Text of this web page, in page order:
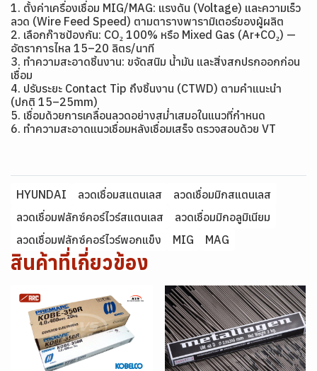
1. ตั้งค่าเครื่องเชื่อม MIG/MAG: แรงดัน (Voltage) และความเร็ว
ลวด (Wire Feed Speed) ตามตารางพารามิเตอร์ของผู้ผลิต
2. เลือกก๊าซป้องกัน: CO₂ 100% หรือ Mixed Gas (Ar+CO₂) —
อัตราการไหล 15–20 ลิตร/นาที
3. ทำความสะอาดชิ้นงาน: ขจัดสนิม น้ำมัน และสิ่งสกปรกออกก่อน
เชื่อม
4. ปรับระยะ Contact Tip ถึงชิ้นงาน (CTWD) ตามคำแนะนำ
(ปกติ 15–25mm)
5. เชื่อมด้วยการเคลื่อนลวดอย่างสม่ำเสมอในแนวที่กำหนด
6. ทำความสะอาดแนวเชื่อมหลังเชื่อมเสร็จ ตรวจสอบด้วย VT
HYUNDAI ลวดเชื่อมสแตนเลส
ลวดเชื่อมมิกสแตนเลส
ลวดเชื่อมฟลักซ์คอร์ไวร์สแตนเลส
ลวดเชื่อมมิกอลูมิเนียม
ลวดเชื่อมฟลักซ์คอร์ไวร์พอกแข็ง
MIG MAG
สินค้าที่เกี่ยวข้อง